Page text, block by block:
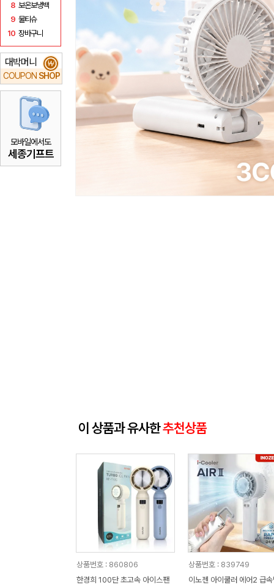
8 보온보냉백
9 물티슈
10 장바구니
대박머니
COUPON SHOP
₩
모바일에서도
세종기프트
이 상품과 유사한추천상품
상품번호 : 860806
한경희 100단 초고속 아이스팬
상품번호 : 839749
이노젠 아이쿨러 에어2 급